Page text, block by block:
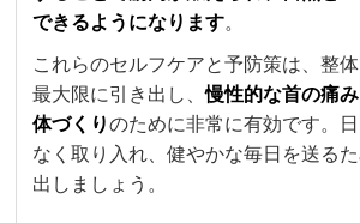
できるようになります。
これらのセルフケアと予防策は、整
最大限に引き出し、慢性的な首の痛
体づくりのために非常に有効です。
なく取り入れ、健やかな毎日を送る
出しましょう。